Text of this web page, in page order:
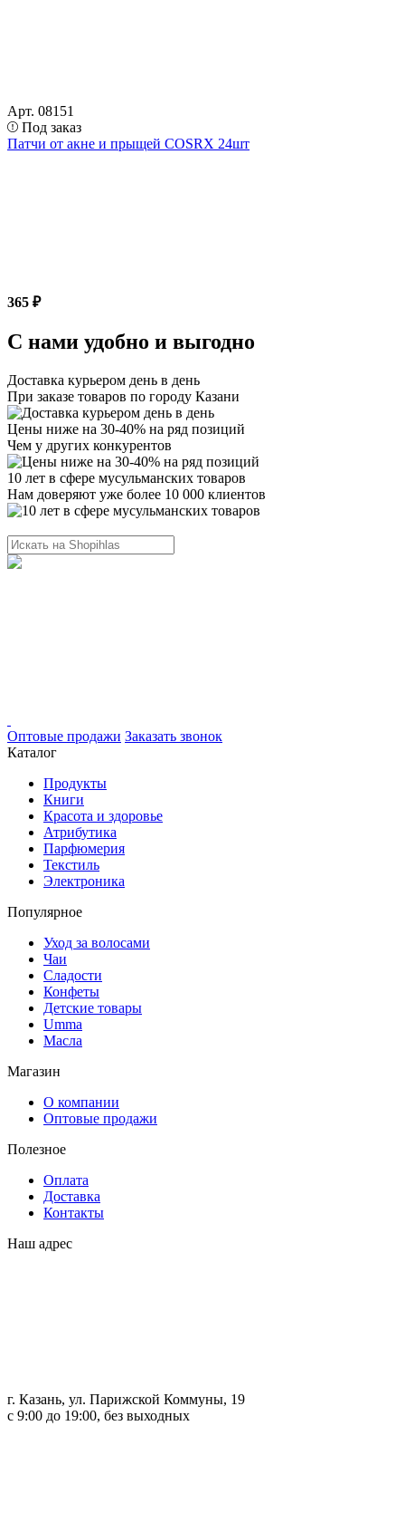
Арт. 08151
Под заказ
Патчи от акне и прыщей COSRX 24шт
365 ₽
С нами удобно и выгодно
Доставка курьером день в день
При заказе товаров по городу Казани
Цены ниже на 30-40% на ряд позиций
Чем у других конкурентов
10 лет в сфере мусульманских товаров
Нам доверяют уже более 10 000 клиентов
Оптовые продажи Заказать звонок
Каталог
Продукты
Книги
Красота и здоровье
Атрибутика
Парфюмерия
Текстиль
Электроника
Популярное
Уход за волосами
Чаи
Сладости
Конфеты
Детские товары
Umma
Масла
Магазин
О компании
Оптовые продажи
Полезное
Оплата
Доставка
Контакты
Наш адрес
г. Казань, ул. Парижской Коммуны, 19
с 9:00 до 19:00, без выходных